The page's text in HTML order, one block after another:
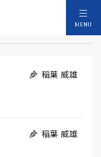
MENU
稲葉 威雄
稲葉 威雄